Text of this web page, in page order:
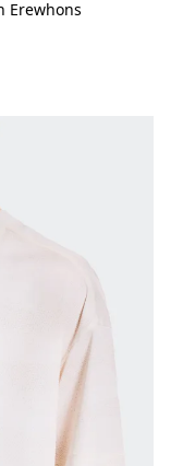
Erewhons